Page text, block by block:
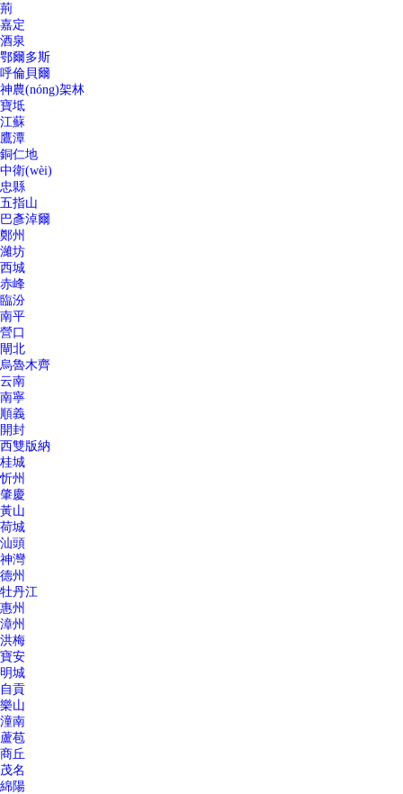
荊
嘉定
酒泉
鄂爾多斯
呼倫貝爾
神農(nóng)架林
寶坻
江蘇
鷹潭
銅仁地
中衛(wèi)
忠縣
五指山
巴彥淖爾
鄭州
濰坊
西城
赤峰
臨汾
南平
營口
閘北
烏魯木齊
云南
南寧
順義
開封
西雙版納
桂城
忻州
肇慶
黃山
荷城
汕頭
神灣
德州
牡丹江
惠州
漳州
洪梅
寶安
明城
自貢
樂山
潼南
蘆苞
商丘
茂名
綿陽